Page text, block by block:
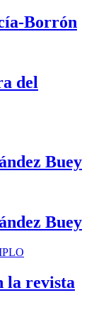
Borrón
del
Buey
Buey
la revista